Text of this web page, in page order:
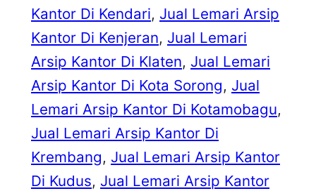
Kantor Di Kendari, Jual Lemari Arsip
Kantor Di Kenjeran, Jual Lemari
Arsip Kantor Di Klaten, Jual Lemari
Arsip Kantor Di Kota Sorong, Jual
Lemari Arsip Kantor Di Kotamobagu
Jual Lemari Arsip Kantor Di
Krembang, Jual Lemari Arsip Kantor
Di Kudus, Jual Lemari Arsip Kantor